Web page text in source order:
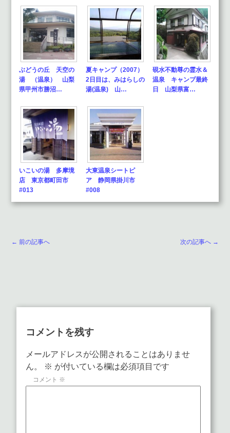
ぶどうの丘 天空の
湯 （温泉） 山梨
県甲州市勝沼…
夏キャンプ（2007）
2日目は、みはらしの
湯(温泉) 山…
硯水不動尊の霊水＆
温泉 キャンプ最終
日 山梨県富…
いこいの湯 多摩境
店 東京都町田市
#013
大東温泉シートピ
ア 静岡県掛川市
#008
← 前の記事へ 次の記事へ →
コメントを残す
メールアドレスが公開されることはありませ
ん。
※ が付いている欄は必須項目です
コメント ※